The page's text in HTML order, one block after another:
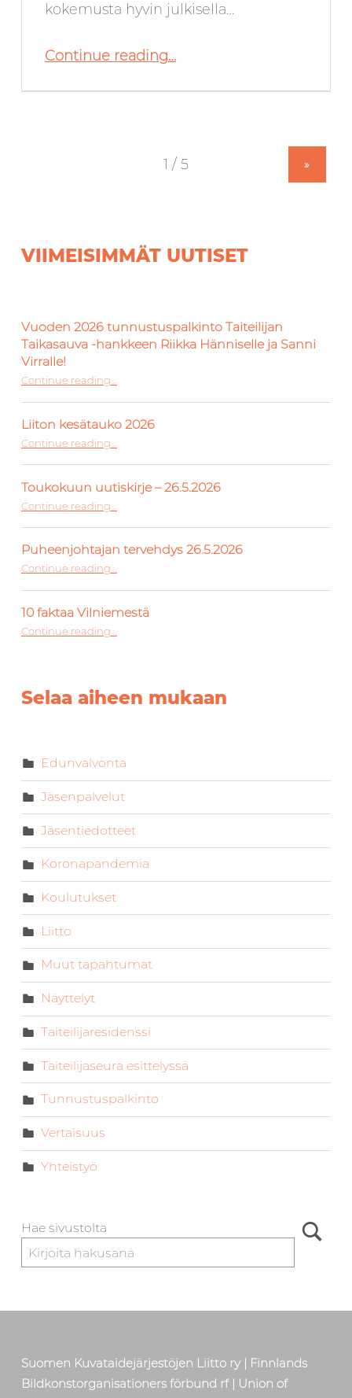
kokemusta hyvin julkisella…
Continue reading“Toukokuussa 2024 Galleria SEINÄ:ssä: Minna Bengs”
…
»
VIIMEISIMMÄT UUTISET
Vuoden 2026 tunnustuspalkinto Taiteilijan
Taikasauva -hankkeen Riikka Hänniselle ja Sanni
Virralle!
Continue reading“Vuoden 2026 tunnustuspalkinto Taiteilijan Taikasauva -hankkeen Riikka Hänniselle ja Sanni Virralle!”
…
Liiton kesätauko 2026
Continue reading
Toukokuun uutiskirje – 26.5.2026
Continue reading
Puheenjohtajan tervehdys 26.5.2026
Continue reading…
10 faktaa Vilniemestä
Continue reading
Selaa aiheen mukaan
Edunvalvonta
Jäsenpalvelut
Jäsentiedotteet
Koronapandemia
Koulutukset
Liitto
Muut tapahtumat
Näyttelyt
Taiteilijaresidenssi
Taiteilijaseura esittelyssä
Tunnustuspalkinto
Vertaisuus
Yhteistyö
Hae sivustolta
Suomen Kuvataidejärjestöjen Liitto ry | Finnlands
Bildkonstorganisationers förbund rf | Union of